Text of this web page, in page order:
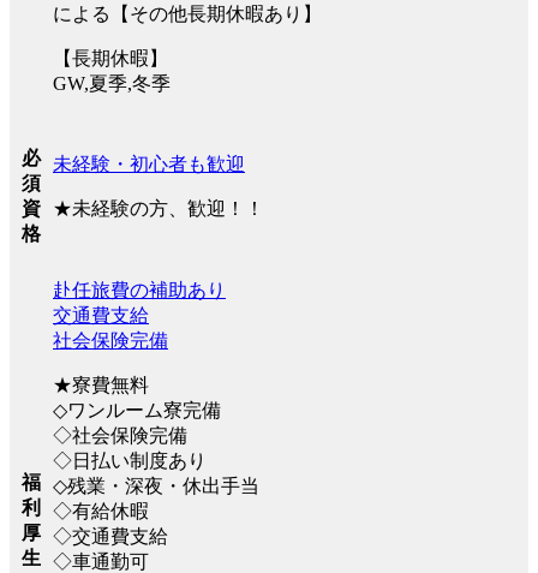
による【その他長期休暇あり】
【長期休暇】
GW,夏季,冬季
必
須
資
格
未経験・初心者も歓迎
★未経験の方、歓迎！！
福
利
厚
生
赴任旅費の補助あり
交通費支給
社会保険完備
★寮費無料
◇ワンルーム寮完備
◇社会保険完備
◇日払い制度あり
◇残業・深夜・休出手当
◇有給休暇
◇交通費支給
◇車通勤可